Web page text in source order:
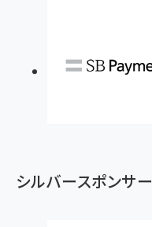
シルバースポンサー